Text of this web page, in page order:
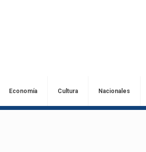
Economía Cultura Nacionales